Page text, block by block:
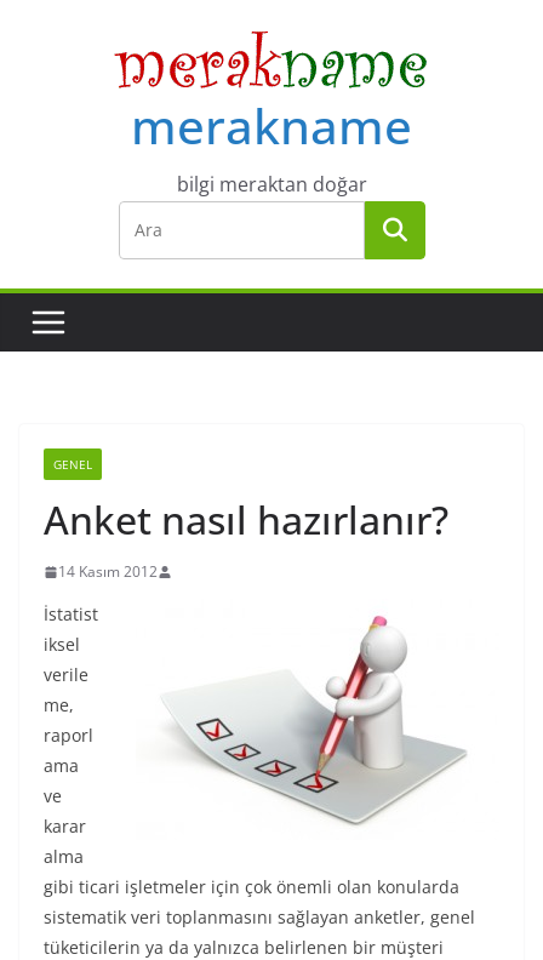
merakname
bilgi meraktan doğar
GENEL
Anket nasıl hazırlanır?
14 Kasım 2012
İstatist
iksel
verile
me,
raporl
ama
ve
karar
alma
gibi ticari işletmeler için çok önemli olan konularda
sistematik veri toplanmasını sağlayan anketler, genel
tüketicilerin ya da yalnızca belirlenen bir müşteri